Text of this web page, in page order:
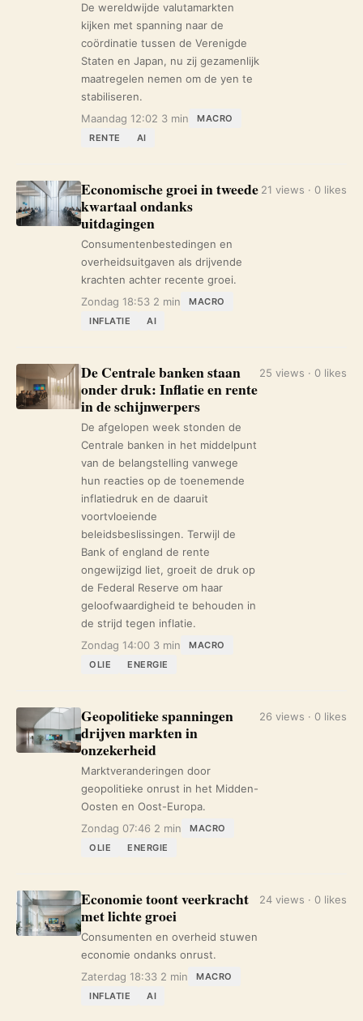
De wereldwijde valutamarkten
kijken met spanning naar de
coördinatie tussen de Verenigde
Staten en Japan, nu zij gezamenlijk
maatregelen nemen om de yen te
stabiliseren.
Maandag 12:02 3 min
MACRO
RENTE
AI
Economische groei in tweede
kwartaal ondanks
uitdagingen
Consumentenbestedingen en
overheidsuitgaven als drijvende
krachten achter recente groei.
Zondag 18:53 2 min
MACRO
INFLATIE
AI
21 views · 0 likes
De Centrale banken staan
onder druk: Inflatie en rente
in de schijnwerpers
De afgelopen week stonden de
Centrale banken in het middelpunt
van de belangstelling vanwege
hun reacties op de toenemende
inflatiedruk en de daaruit
voortvloeiende
beleidsbeslissingen. Terwijl de
Bank of england de rente
ongewijzigd liet, groeit de druk op
de Federal Reserve om haar
geloofwaardigheid te behouden in
de strijd tegen inflatie.
Zondag 14:00 3 min
MACRO
OLIE
ENERGIE
25 views · 0 likes
Geopolitieke spanningen
drijven markten in
onzekerheid
Marktveranderingen door
geopolitieke onrust in het Midden-
Oosten en Oost-Europa.
Zondag 07:46 2 min
MACRO
OLIE
ENERGIE
26 views · 0 likes
Economie toont veerkracht
met lichte groei
Consumenten en overheid stuwen
economie ondanks onrust.
Zaterdag 18:33 2 min
MACRO
INFLATIE
AI
24 views · 0 likes